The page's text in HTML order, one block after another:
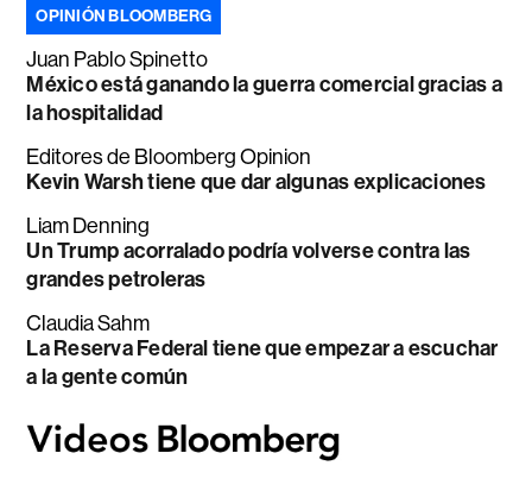
OPINIÓN BLOOMBERG
Juan Pablo Spinetto
México está ganando la guerra comercial gracias a
la hospitalidad
Editores de Bloomberg Opinion
Kevin Warsh tiene que dar algunas explicaciones
Liam Denning
Un Trump acorralado podría volverse contra las
grandes petroleras
Claudia Sahm
La Reserva Federal tiene que empezar a escuchar
a la gente común